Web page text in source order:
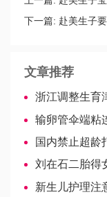
下一篇: 赴美生子
文章推荐
浙江调整生育津贴发放标准，新
输卵管伞端粘连做泰国试管婴儿的成功
国内禁止超龄
刘在石二胎得女，妻子年近40快速
新生儿护理注意事项汇总，家长